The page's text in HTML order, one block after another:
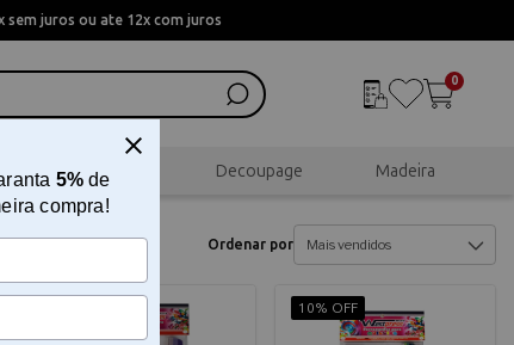
sem juros ou ate 12x com juros
0
Scrapbook Decoupage Madeira
Ordenar por
10% OFF
5%de
compra!